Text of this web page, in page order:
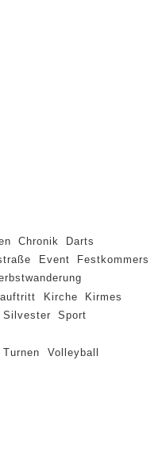
Chronik
Darts
Event
Festkommers
Kirche
Kirmes
Silvester
Sport
Turnen
Volleyball